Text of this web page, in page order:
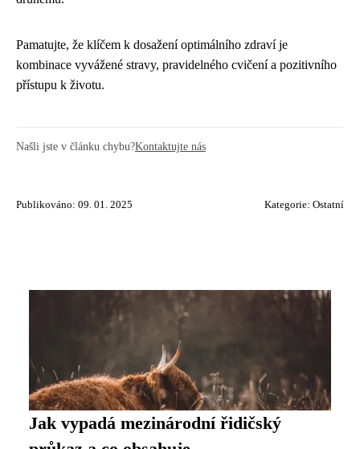
Pamatujte, že klíčem k dosažení optimálního zdraví je
kombinace vyvážené stravy, pravidelného cvičení a pozitivního
přístupu k životu.
Našli jste v článku chybu?Kontaktujte nás
Publikováno: 09. 01. 2025 Kategorie: Ostatní
Jak vypadá mezinárodní řidičský